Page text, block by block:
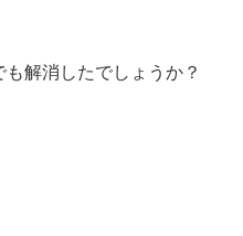
解消したでしょうか？